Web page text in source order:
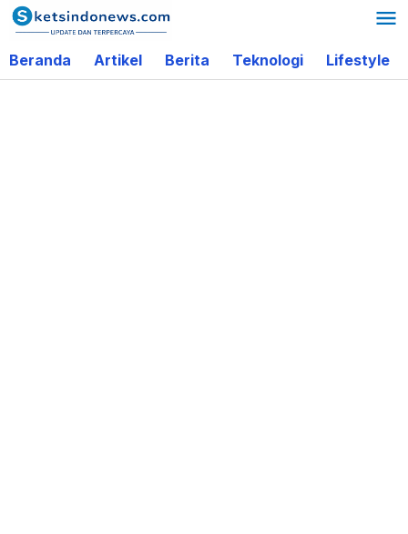
Lewati
ke
konten
Beranda Artikel Berita Teknologi Lifestyle